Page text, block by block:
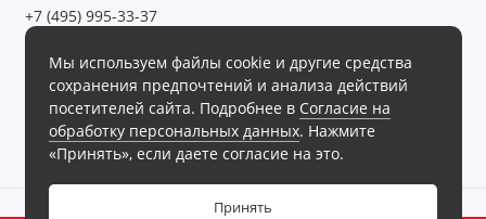
Мы используем файлы cookie и другие средства
сохранения предпочтений и анализа действий
посетителей сайта. Подробнее в Согласие на
обработку персональных данных. Нажмите
«Принять», если даете согласие на это.
Принять
+7 (495) 995-33-37
Обратный звонок
Пн-Пт с 09:00 до 18:00, Сб-Вс выходные
Мы в сети